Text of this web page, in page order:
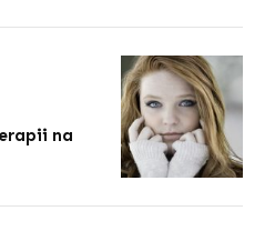
na